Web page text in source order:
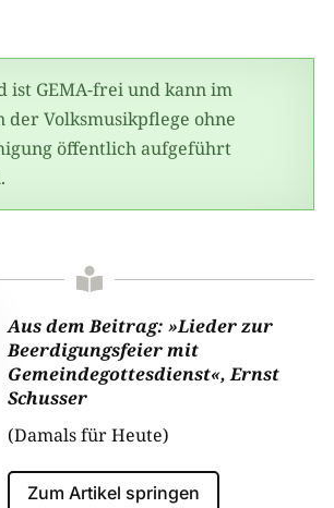
ist GEMA-​frei und kann im
der Volksmusikpflege ohne
öffentlich aufgeführt

Aus dem Beitrag: »Lieder zur
Beerdigungsfeier mit
Gemeindegottesdienst«, Ernst
Schusser
(Damals für Heute)
Zum Artikel springen